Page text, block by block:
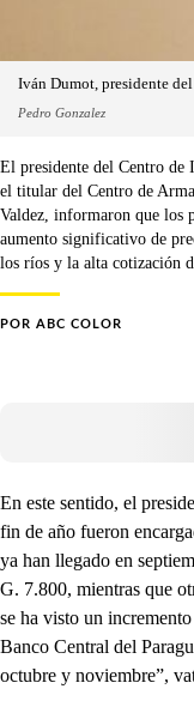
Iván Dumot, presidente
Pedro Gonzalez
El presidente del Centro
el titular del Centro de
Valdez, informaron que los
aumento significativo de
los ríos y la alta cotización
POR ABC COLOR
En este sentido, el
fin de año fueron
ya han llegado en
G. 7.800, mientras que
se ha visto un
Banco Central del
octubre y noviembre”,